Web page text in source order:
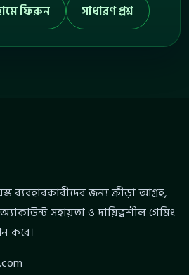
ফিরুন সাধারণ প্রশ্ন
ব্যবহারকারীদের জন্য ক্রীড়া আগ্রহ,
সহায়তা ও দায়িত্বশীল গেমিং
করে।